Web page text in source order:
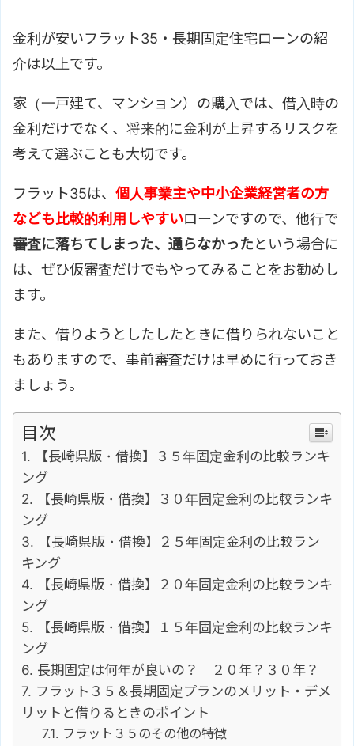
金利が安いフラット35・長期固定住宅ローンの紹
介は以上です。
家（一戸建て、マンション）の購入では、借入時の
金利だけでなく、将来的に金利が上昇するリスクを
考えて選ぶことも大切です。
フラット35は、 個人事業主や中小企業経営者の方
なども比較的利用しやすいローンですので、他行で
審査に落ちてしまった、通らなかったという場合に
は、ぜひ仮審査だけでもやってみることをお勧めし
ます。
また、借りようとしたしたときに借りられないこと
もありますので、事前審査だけは早めに行っておき
ましょう。
目次
【長崎県版・借換】３５年固定金利の比較ランキ
ング
【長崎県版・借換】３０年固定金利の比較ランキ
ング
【長崎県版・借換】２５年固定金利の比較ラン
キング
【長崎県版・借換】２０年固定金利の比較ランキ
ング
【長崎県版・借換】１５年固定金利の比較ランキ
ング
長期固定は何年が良いの？ ２０年？３０年？
フラット３５＆長期固定プランのメリット・デメ
リットと借りるときのポイント
フラット３５のその他の特徴